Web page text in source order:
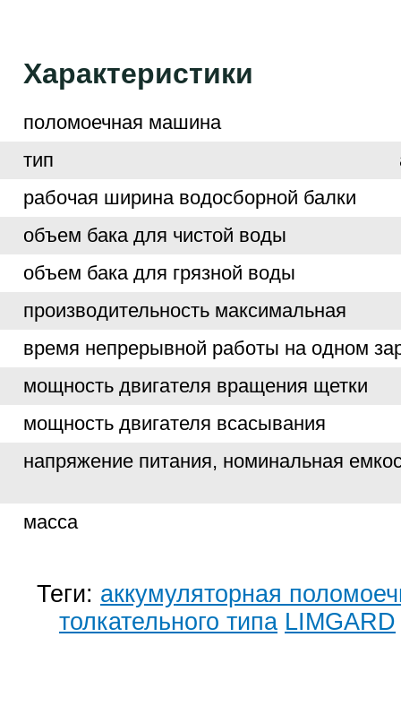
Характеристики
поломоечная машина
тип
рабочая ширина водосборной балки
объем бака для чистой воды
объем бака для грязной воды
производительность максимальная
время непрерывной работы на одном
мощность двигателя вращения щетки
мощность двигателя всасывания
напряжение питания, номинальная
масса
Теги: аккумуляторная
толкательного типа LIMGARD